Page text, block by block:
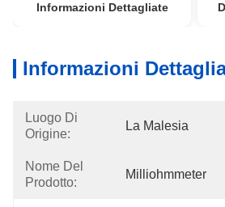
Informazioni Dettagliate
Informazioni
Luogo Di
Origine:
La Malesia
Nome Del
Prodotto:
Milliohmmeter